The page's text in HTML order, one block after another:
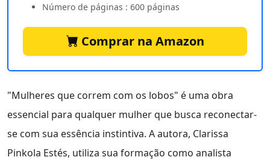
Número de páginas : 600 páginas
Comprar na Amazon
"Mulheres que correm com os lobos" é uma obra
essencial para qualquer mulher que busca reconectar-
se com sua essência instintiva. A autora, Clarissa
Pinkola Estés, utiliza sua formação como analista